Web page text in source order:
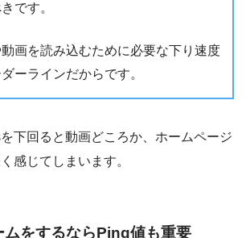
です。
画を読み込むために必要な下り速度
ーラインだからです。
下回ると動画どころか、ホームページ
感じてしまいます。
ムをするならPing値も重要